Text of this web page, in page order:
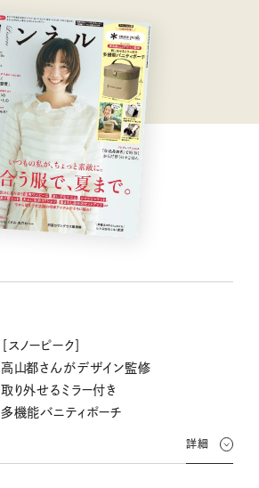
［スノーピーク］
高山都さんがデザイン監修
取り外せるミラー付き
多機能バニティポーチ
詳細